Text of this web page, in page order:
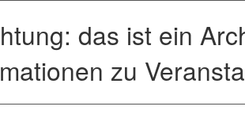
das ist ein
zu